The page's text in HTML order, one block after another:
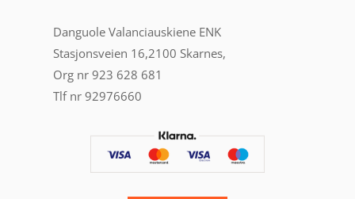
Danguole Valanciauskiene ENK
Stasjonsveien 16,2100 Skarnes,
Org nr 923 628 681
Tlf nr 92976660